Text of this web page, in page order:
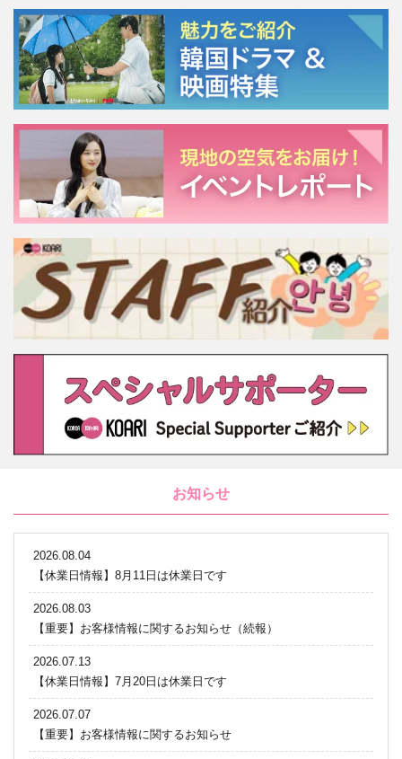
お知らせ
2026.08.04
【休業日情報】8月11日は休業日です
2026.08.03
【重要】お客様情報に関するお知らせ（続報）
2026.07.13
【休業日情報】7月20日は休業日です
2026.07.07
【重要】お客様情報に関するお知らせ